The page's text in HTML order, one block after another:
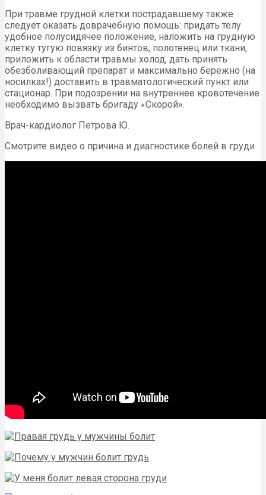
При травме грудной клетки пострадавшему также
следует оказать доврачебную помощь: придать телу
удобное полусидячее положение, наложить на грудную
клетку тугую повязку из бинтов, полотенец или ткани,
приложить к области травмы холод, дать принять
обезболивающий препарат и максимально бережно (на
носилках!) доставить в травматологический пункт или
стационар. При подозрении на внутреннее кровотечение
необходимо вызвать бригаду «Скорой».
Врач-кардиолог Петрова Ю.
Смотрите видео о причина и диагностике болей в груди